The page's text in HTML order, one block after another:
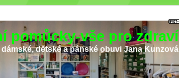
pomůcky-vše pro zdraví
dětské a pánské obuvi Jana Kunzová